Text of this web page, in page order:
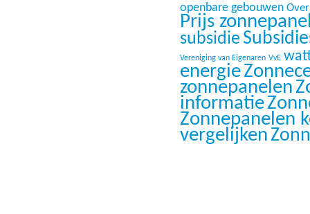
openbare gebouwen
Prijs
subsidie
Vereniging van Eigenaren VvE
energie
zonnepanelen
informatie
Zonnepanelen
vergelijken